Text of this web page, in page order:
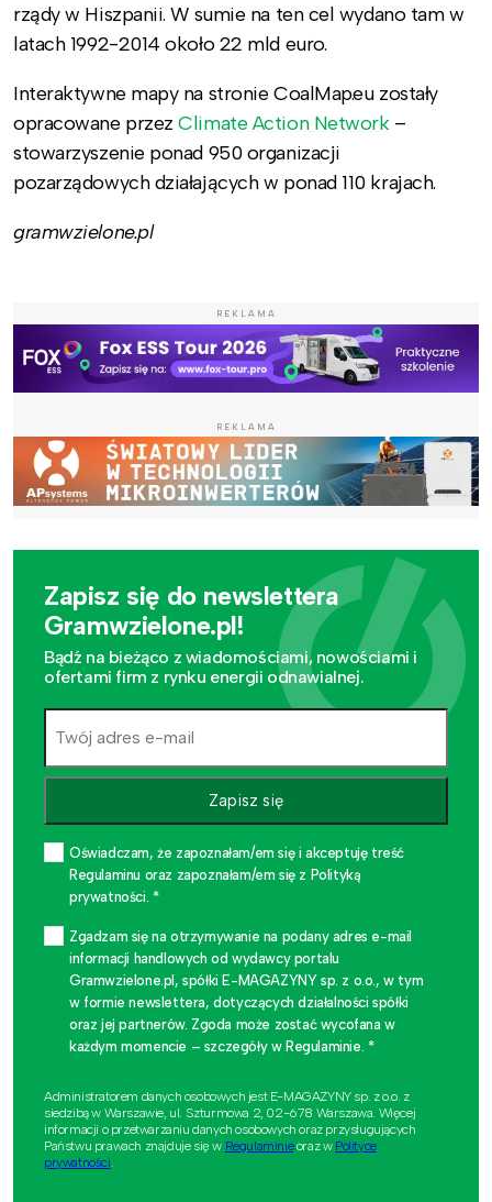
rządy w Hiszpanii. W sumie na ten cel wydano tam w
latach 1992-2014 około 22 mld euro.
Interaktywne mapy na stronie CoalMap.eu zostały
opracowane przezClimate Action Network–
stowarzyszenie ponad 950 organizacji
pozarządowych działających w ponad 110 krajach.
gramwzielone.pl
REKLAMA
REKLAMA
Zapisz się do newslettera
Gramwzielone.pl!
Bądź na bieżąco z wiadomościami, nowościami i
ofertami firm z rynku energii odnawialnej.
Zapisz się
Oświadczam, że zapoznałam/em się i akceptuję treść
Regulaminu oraz zapoznałam/em się z Polityką
prywatności. *
Zgadzam się na otrzymywanie na podany adres e-mail
informacji handlowych od wydawcy portalu
Gramwzielone.pl, spółki E-MAGAZYNY sp. z o.o., w tym
w formie newslettera, dotyczących działalności spółki
oraz jej partnerów. Zgoda może zostać wycofana w
każdym momencie – szczegóły w Regulaminie. *
Administratorem danych osobowych jest E-MAGAZYNY sp. z o.o. z
siedzibą w Warszawie, ul. Szturmowa 2, 02-678 Warszawa. Więcej
informacji o przetwarzaniu danych osobowych oraz przysługujących
Państwu prawach znajduje się w Regulaminieoraz w Polityce
prywatności.